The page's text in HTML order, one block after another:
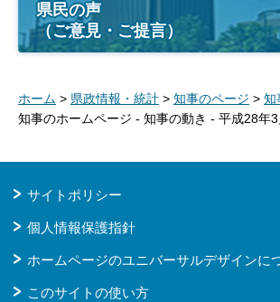
県民の声
（ご意見・ご提言）
ホーム > 県政情報・統計 > 知事のページ > 知
知事のホームページ - 知事の動き - 平成28年3
サイトポリシー
個人情報保護指針
ホームページのユニバーサルデザインに
このサイトの使い方